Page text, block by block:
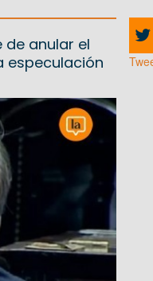
de anular el
especulación